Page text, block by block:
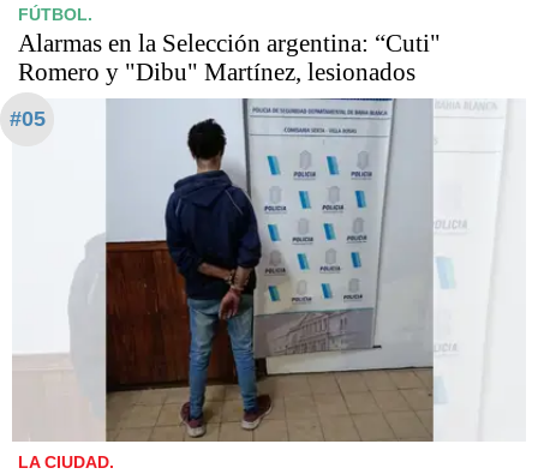
FÚTBOL.
Alarmas en la Selección argentina: “Cuti"
Romero y "Dibu" Martínez, lesionados
#05
LA CIUDAD.